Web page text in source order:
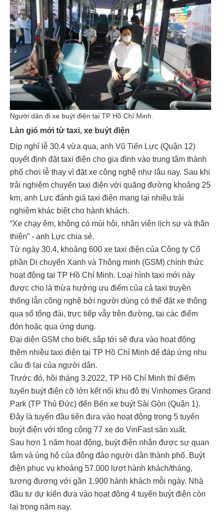
Người dân đi xe buýt điện tại TP Hồ Chí Minh.
Làn gió mới từ taxi, xe buýt điện
Dịp nghỉ lễ 30.4 vừa qua, anh Vũ Tiến Lực (Quận 12)
quyết định đặt taxi điện cho gia đình vào trung tâm thành
phố chơi lễ thay vì đặt xe công nghệ như lâu nay. Sau khi
trải nghiệm chuyến taxi điện với quãng đường khoảng 25
km, anh Lực đánh giá taxi điện mang lại nhiều trải
nghiệm khác biệt cho hành khách.
“Xe chạy êm, không có mùi hôi, nhân viên lịch sự và thân
thiện” - anh Lực chia sẻ.
Từ ngày 30.4, khoảng 600 xe taxi điện của Công ty Cổ
phần Di chuyển Xanh và Thông minh (GSM) chính thức
hoạt động tại TP Hồ Chí Minh. Loại hình taxi mới này
được cho là thừa hưởng ưu điểm của cả taxi truyền
thống lẫn công nghệ bởi người dùng có thể đặt xe thông
qua số tổng đài, trực tiếp vẫy trên đường, tại các điểm
đón hoặc qua ứng dụng.
Đại diện GSM cho biết, sắp tới sẽ đưa vào hoạt động
thêm nhiều taxi điện tại TP Hồ Chí Minh để đáp ứng nhu
cầu đi lại của người dân.
Trước đó, hồi tháng 3.2022, TP Hồ Chí Minh thí điểm
tuyến buýt điện cỡ lớn kết nối khu đô thị Vinhomes Grand
Park (TP Thủ Đức) đến Bến xe buýt Sài Gòn (Quận 1).
Đây là tuyến đầu tiên đưa vào hoạt động trong 5 tuyến
buýt điện với tổng cộng 77 xe do VinFast sản xuất.
Sau hơn 1 năm hoạt động, buýt điện nhận được sự quan
tâm và ủng hộ của đông đảo người dân thành phố. Buýt
điện phục vụ khoảng 57.000 lượt hành khách/tháng,
tương đương với gần 1.900 hành khách mỗi ngày. Nhà
đầu tư dự kiến đưa vào hoạt động 4 tuyến buýt điện còn
lại trong năm nay.